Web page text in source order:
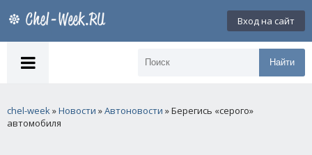
Вход на сайт
Найти
chel-week»Новости »Автоновости » Берегись «серого»
автомобиля